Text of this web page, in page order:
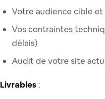
Votre audience cible
Vos contraintes
délais)
Audit de votre site
Livrables :